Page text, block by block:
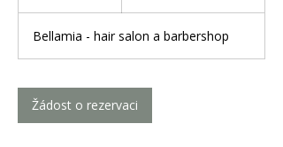
d
Bellamia - hair salon a barbershop
Žádost o rezervaci